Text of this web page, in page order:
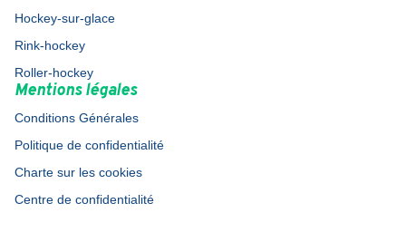
Hockey-sur-glace
Rink-hockey
Roller-hockey
Mentions légales
Conditions Générales
Politique de confidentialité
Charte sur les cookies
Centre de confidentialité